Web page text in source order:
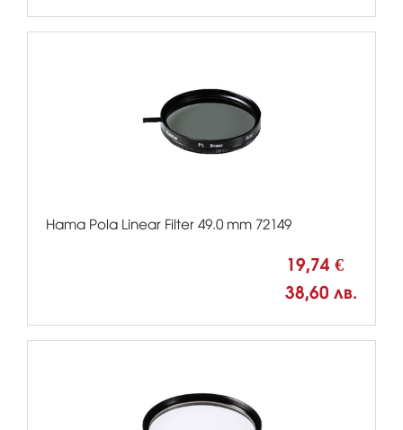
Hama Pola Linear Filter 49.0 mm 72149
19,74 €
38,60 лв.